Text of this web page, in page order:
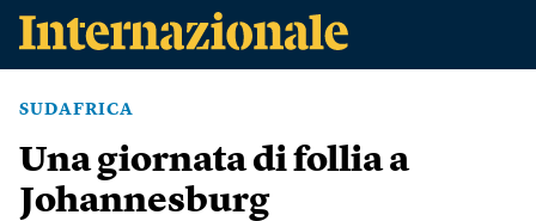
SUDAFRICA
Una giornata di follia a
Johannesburg